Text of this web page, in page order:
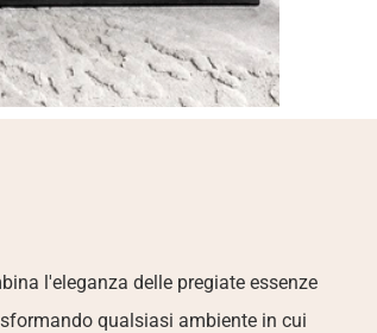
l'eleganza delle pregiate essenze
qualsiasi ambiente in cui